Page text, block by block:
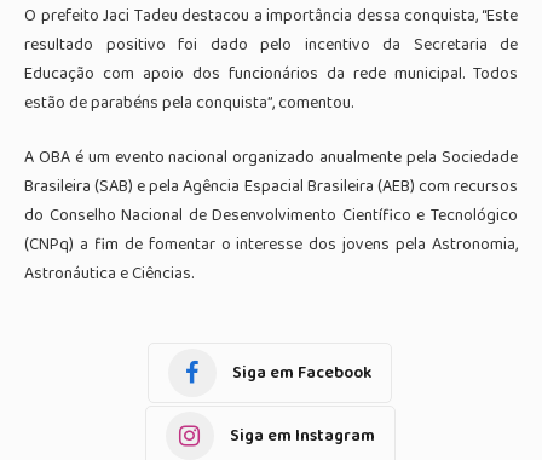
O prefeito Jaci Tadeu destacou a importância dessa conquista, “Este
resultado positivo foi dado pelo incentivo da Secretaria de
Educação com apoio dos funcionários da rede municipal. Todos
estão de parabéns pela conquista”, comentou.
A OBA é um evento nacional organizado anualmente pela Sociedade
Brasileira (SAB) e pela Agência Espacial Brasileira (AEB) com recursos
do Conselho Nacional de Desenvolvimento Científico e Tecnológico
(CNPq) a fim de fomentar o interesse dos jovens pela Astronomia,
Astronáutica e Ciências.
Siga em Facebook
Siga em Instagram